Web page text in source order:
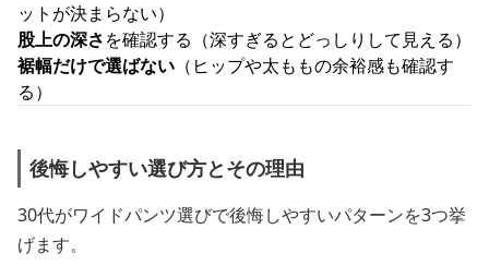
ットが決まらない）
股上の深さを確認する（深すぎるとどっしりして見える）
裾幅だけで選ばない （ヒップや太ももの余裕感も確認す
る）
後悔しやすい選び方とその理由
30代がワイドパンツ選びで後悔しやすいパターンを3つ挙
げます。